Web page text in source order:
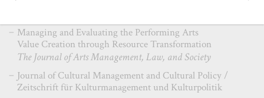
Managing and Evaluating the Performing Arts
Value Creation through Resource Transformation
The Journal of Arts Management, Law, and Society
Journal of Cultural Management and Cultural Policy /
Zeitschrift für Kulturmanagement und Kulturpolitik